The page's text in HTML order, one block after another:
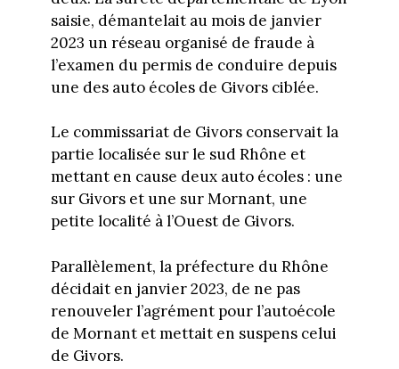
saisie, démantelait au mois de janvier
2023 un réseau organisé de fraude à
l’examen du permis de conduire depuis
une des auto écoles de Givors ciblée.
Le commissariat de Givors conservait la
partie localisée sur le sud Rhône et
mettant en cause deux auto écoles : une
sur Givors et une sur Mornant, une
petite localité à l’Ouest de Givors.
Parallèlement, la préfecture du Rhône
décidait en janvier 2023, de ne pas
renouveler l’agrément pour l’autoécole
de Mornant et mettait en suspens celui
de Givors.